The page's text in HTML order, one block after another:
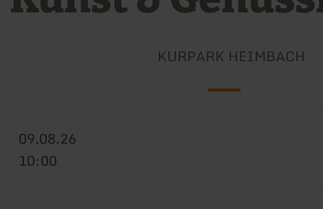
KURPARK HEIMBACH
09.08.26
10:00